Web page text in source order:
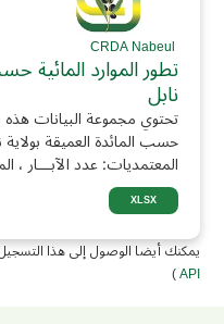
تطور الموارد المائية
نابل
تحتوي مجموعة البيانات هذه
المعتمديات: عدد الآبـــار ، المــوارد
XLSX
يمكنك أيضا الوصول إلى هذا
API
)